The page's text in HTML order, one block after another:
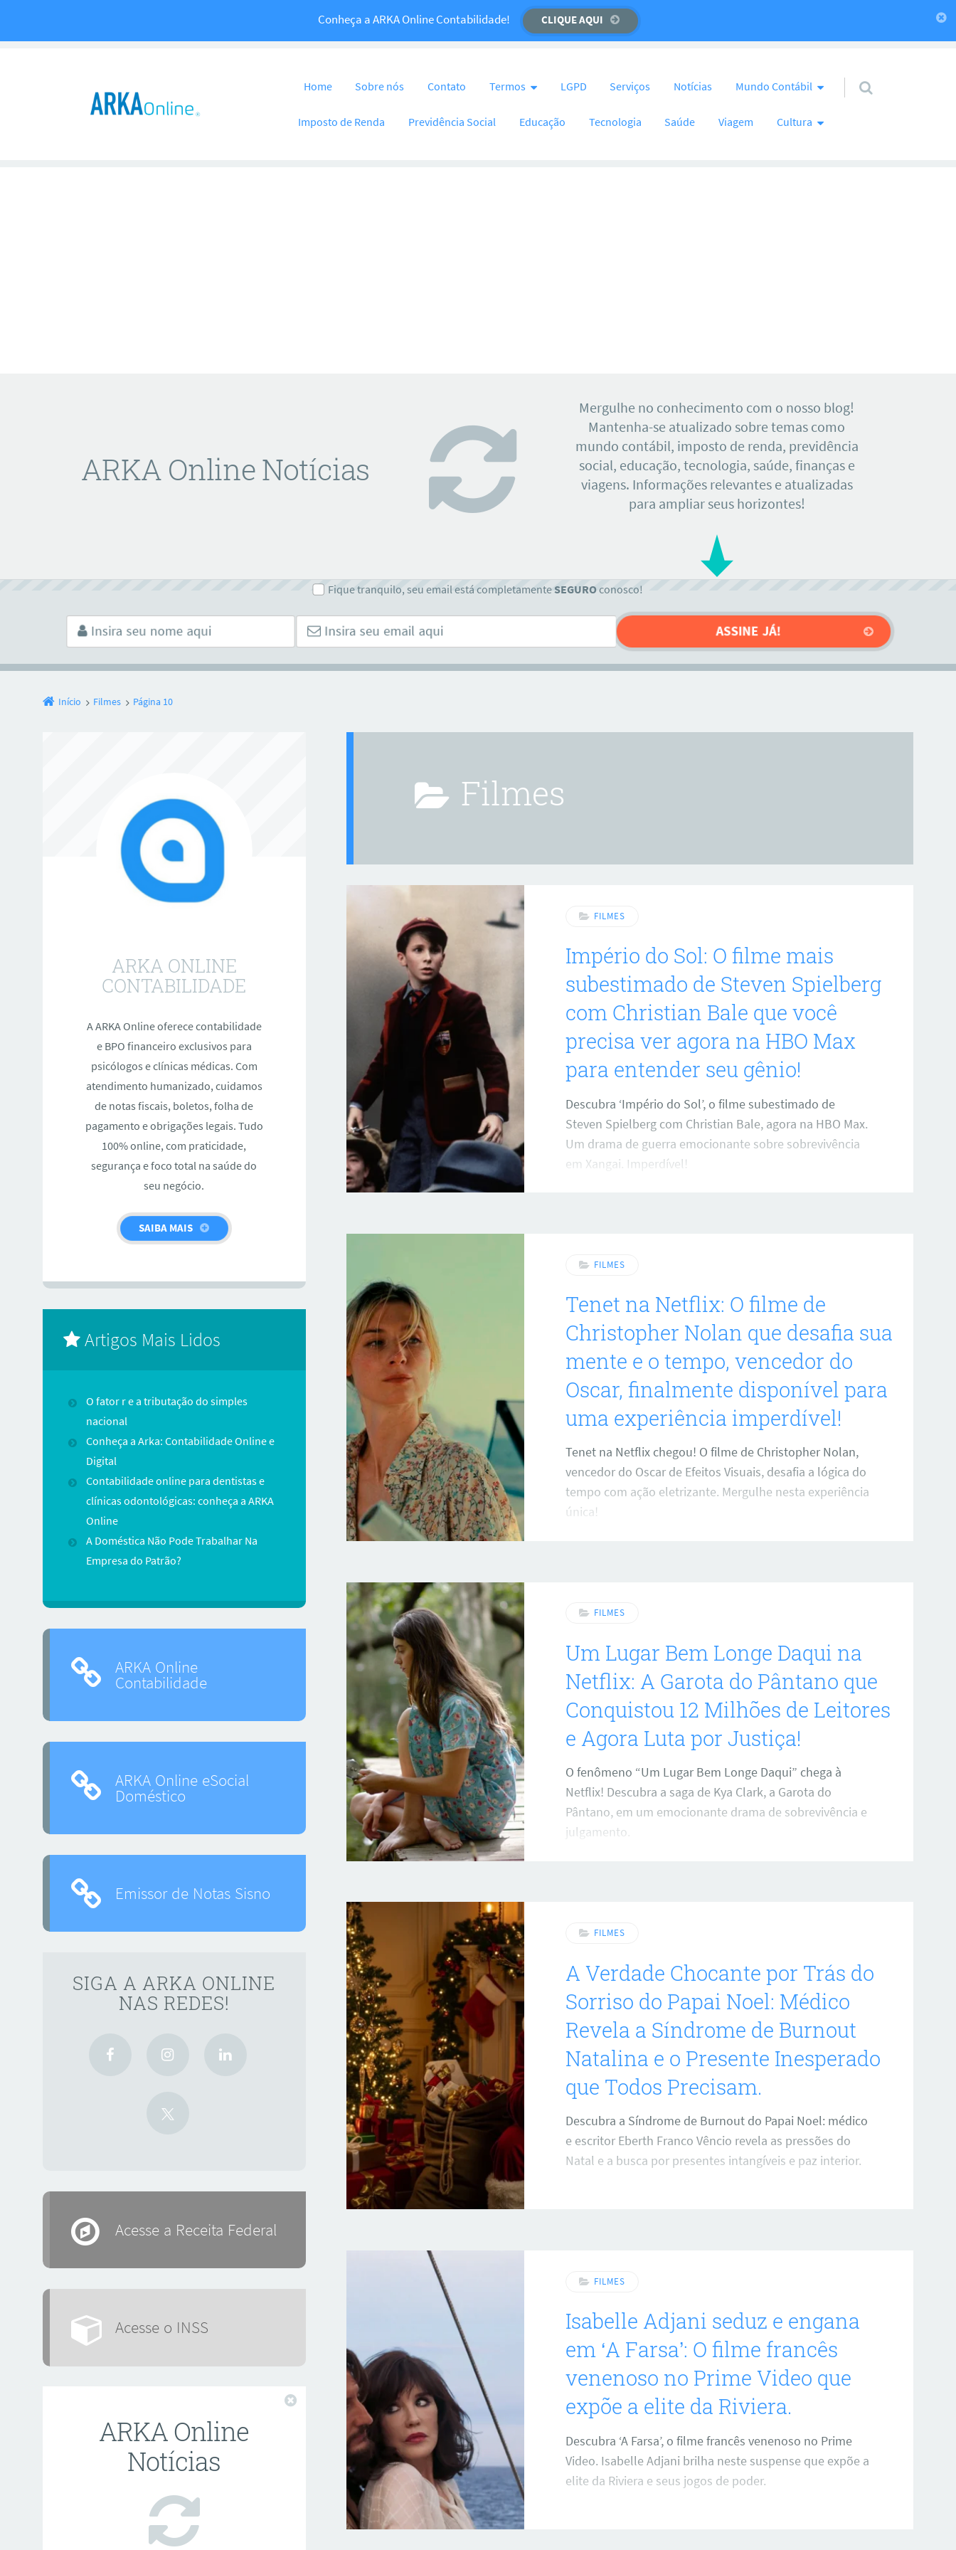
Temos um recado importante para você! CLIQUE AQUI
Conheça a ARKA Online Contabilidade! CLIQUE AQUI
Home Sobre nós Contato Termos LGPD Serviços Notícias Mundo Contábil
Imposto de Renda Previdência Social Educação Tecnologia Saúde Viagem Cultura
ARKA Online Notícias
Mergulhe no conhecimento com o nosso blog!
Mantenha-se atualizado sobre temas como
mundo contábil, imposto de renda, previdência
social, educação, tecnologia, saúde, finanças e
viagens. Informações relevantes e atualizadas
para ampliar seus horizontes!
Fique tranquilo, seu email está completamente SEGUROconosco!
Início Filmes Página 10
Filmes
FILMES
Império do Sol: O filme mais
subestimado de Steven Spielberg
com Christian Bale que você
precisa ver agora na HBO Max
para entender seu gênio!
Descubra ‘Império do Sol’, o filme subestimado de
Steven Spielberg com Christian Bale, agora na HBO Max.
Um drama de guerra emocionante sobre sobrevivência
em Xangai. Imperdível!
FILMES
Tenet na Netflix: O filme de
Christopher Nolan que desafia sua
mente e o tempo, vencedor do
Oscar, finalmente disponível para
uma experiência imperdível!
Tenet na Netflix chegou! O filme de Christopher Nolan,
vencedor do Oscar de Efeitos Visuais, desafia a lógica do
tempo com ação eletrizante. Mergulhe nesta experiência
única!
FILMES
Um Lugar Bem Longe Daqui na
Netflix: A Garota do Pântano que
Conquistou 12 Milhões de Leitores
e Agora Luta por Justiça!
O fenômeno “Um Lugar Bem Longe Daqui” chega à
Netflix! Descubra a saga de Kya Clark, a Garota do
Pântano, em um emocionante drama de sobrevivência e
julgamento.
FILMES
A Verdade Chocante por Trás do
Sorriso do Papai Noel: Médico
Revela a Síndrome de Burnout
Natalina e o Presente Inesperado
que Todos Precisam.
Descubra a Síndrome de Burnout do Papai Noel: médico
e escritor Eberth Franco Vêncio revela as pressões do
Natal e a busca por presentes intangíveis e paz interior.
FILMES
Isabelle Adjani seduz e engana
em ‘A Farsa’: O filme francês
venenoso no Prime Video que
expõe a elite da Riviera.
Descubra ‘A Farsa’, o filme francês venenoso no Prime
Video. Isabelle Adjani brilha neste suspense que expõe a
elite da Riviera e seus jogos de poder.
ARKA ONLINE
CONTABILIDADE
A ARKA Online oferece contabilidade
e BPO financeiro exclusivos para
psicólogos e clínicas médicas. Com
atendimento humanizado, cuidamos
de notas fiscais, boletos, folha de
pagamento e obrigações legais. Tudo
100% online, com praticidade,
segurança e foco total na saúde do
seu negócio.
SAIBA MAIS
Artigos Mais Lidos
O fator r e a tributação do simples
nacional
Conheça a Arka: Contabilidade Online e
Digital
Contabilidade online para dentistas e
clínicas odontológicas: conheça a ARKA
Online
A Doméstica Não Pode Trabalhar Na
Empresa do Patrão?
ARKA Online
Contabilidade
ARKA Online eSocial
Doméstico
Emissor de Notas Sisno
SIGA A ARKA ONLINE
NAS REDES!
Acesse a Receita Federal
Acesse o INSS
ARKA Online
Notícias